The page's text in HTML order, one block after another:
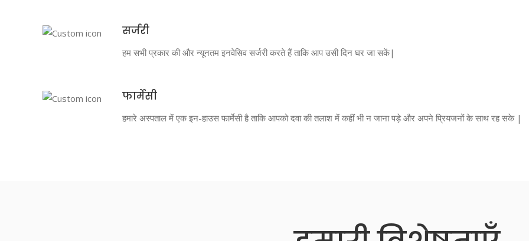
सर्जरी
हम सभी प्रकार की और न्यूनतम इनवेसिव सर्जरी करते हैं ताकि आप उसी दिन घर जा सकें|
फार्मेसी
हमारे अस्पताल में एक इन-हाउस फार्मेसी है ताकि आपको दवा की तलाश में कहीं भी न जाना पड़े और अपने प्रियजनों के साथ रह सके |